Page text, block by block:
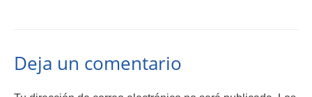
Deja un comentario